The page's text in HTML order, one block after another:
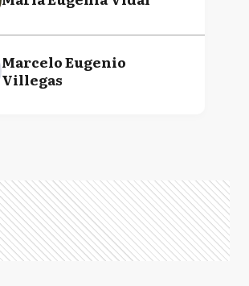
Marcelo Eugenio
Villegas